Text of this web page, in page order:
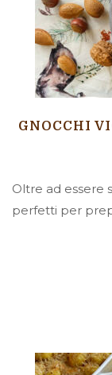
GNOCCHI
Oltre ad essere
perfetti per